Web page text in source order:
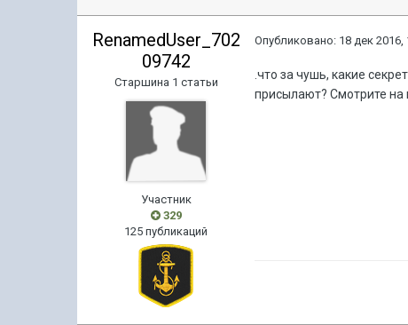
RenamedUser_702
09742
Старшина 1 статьи
Участник
329
125 публикаций
Опубликовано: 18 дек 2016,
.что за чушь, какие
присылают? Смотрите на